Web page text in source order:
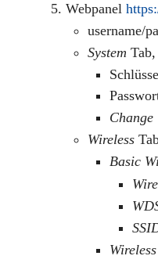
Webpanel
username/
System
Change
Wireless
Basic